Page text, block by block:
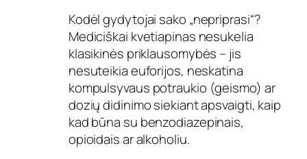
Kodėl gydytojai sako „nepriprasi“?
Mediciškai kvetiapinas nesukelia
klasikinės priklausomybės – jis
nesuteikia euforijos, neskatina
kompulsyvaus potraukio (geismo) ar
dozių didinimo siekiant apsvaigti, kaip
kad būna su benzodiazepinais,
opioidais ar alkoholiu.